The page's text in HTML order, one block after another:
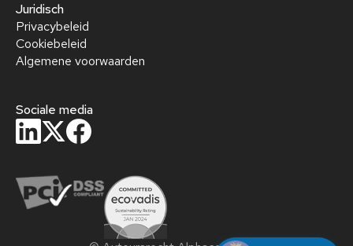
Juridisch
Privacybeleid
Cookiebeleid
Algemene voorwaarden
Sociale media